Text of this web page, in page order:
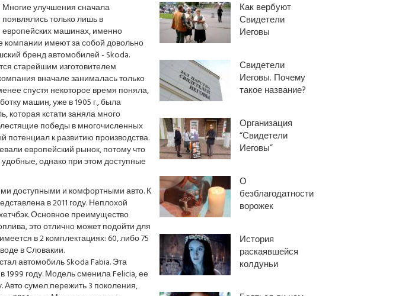
Многие улучшения сначала
появлялись только лишь в
европейских машинах, именно
имеют за собой довольно
бренд автомобилей - Skoda.
старейшим изготовителем
вначале занималась только
спустя некоторое время поняла,
машин, уже в 1905 г., была
которая кстати заняла много
победы в многочисленных
потенциал к развитию производства.
европейский рынок, потому что
однако при этом доступные
доступными и комфортными авто. К
в 2011 году. Неплохой
Основное преимущество
это отлично может подойти для
в 2 комплектациях: 60, либо 75
в Словакии.
автомобиль Skoda Fabia. Эта
году. Модель сменила Felicia, ее
Авто сумел пережить 3 поколения,
Как вербуют
Свидетели
Иеговы
Свидетели
Иеговы. Почему
такое название?
Организация
“Свидетели
Иеговы”
О
безблагодатности
ворожек
История
раскаявшейся
колдуньи